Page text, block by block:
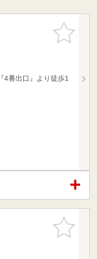
お気に入
りに追加
4番出口』より徒歩1
お気に入
りに追加